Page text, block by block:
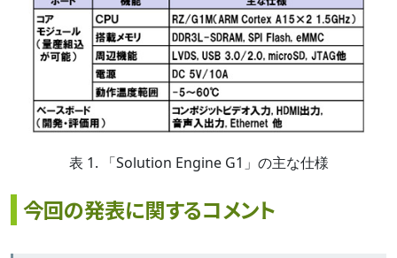
表 1. 「Solution Engine G1」の主な仕様
今回の発表に関するコメント